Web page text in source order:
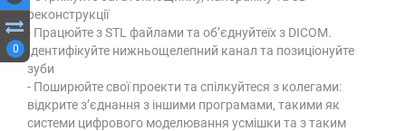
0
реконструкції
- Працюйте з STL файлами та об’єднуйтеїх з DІСОМ.
Ідентифікуйте нижньощелепний канал та позиціонуйте
зуби
- Поширюйте свої проекти та спілкуйтеся з колегами:
відкрите з’єднання з іншими програмами, такими як
системи цифрового моделювання усмішки та з таким